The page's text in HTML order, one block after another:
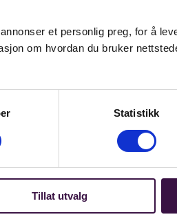
et personlig preg, for å
om hvordan du bruker
Statistikk
Tillat utvalg
Elisabeth Nissen Eide